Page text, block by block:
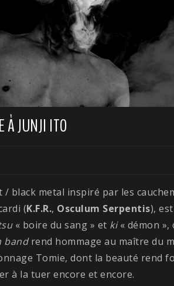
À JUNJI ITO
black metal inspiré par les
(K.F.R., Osculum Serpentis),
« boire du sang » et ki« démon
bandrend hommage au maître du
Tomie, dont la beauté rend
à la tuer encore et encore.